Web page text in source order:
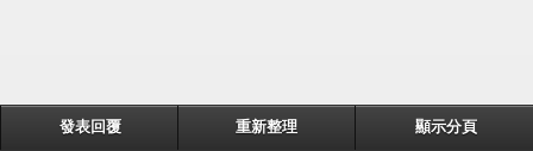
發表回覆 重新整理 顯示分頁